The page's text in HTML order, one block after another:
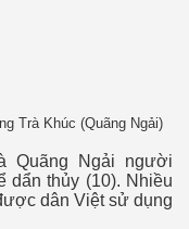
Trà Khúc (Quãng Ngải)
Quãng Ngải người
dẩn thủy (10). Nhiều
dân Việt sử dụng